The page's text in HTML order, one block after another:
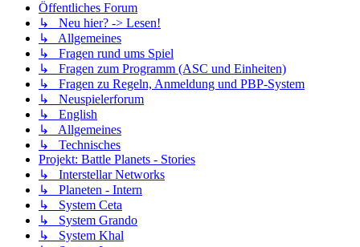
Öffentliches Forum
↳ Neu hier? -> Lesen!
↳ Allgemeines
↳ Fragen rund ums Spiel
↳ Fragen zum Programm (ASC und Einheiten)
↳ Fragen zu Regeln, Anmeldung und PBP-System
↳ Neuspielerforum
↳ English
↳ Allgemeines
↳ Technisches
Projekt: Battle Planets - Stories
↳ Interstellar Networks
↳ Planeten - Intern
↳ System Ceta
↳ System Grando
↳ System Khal